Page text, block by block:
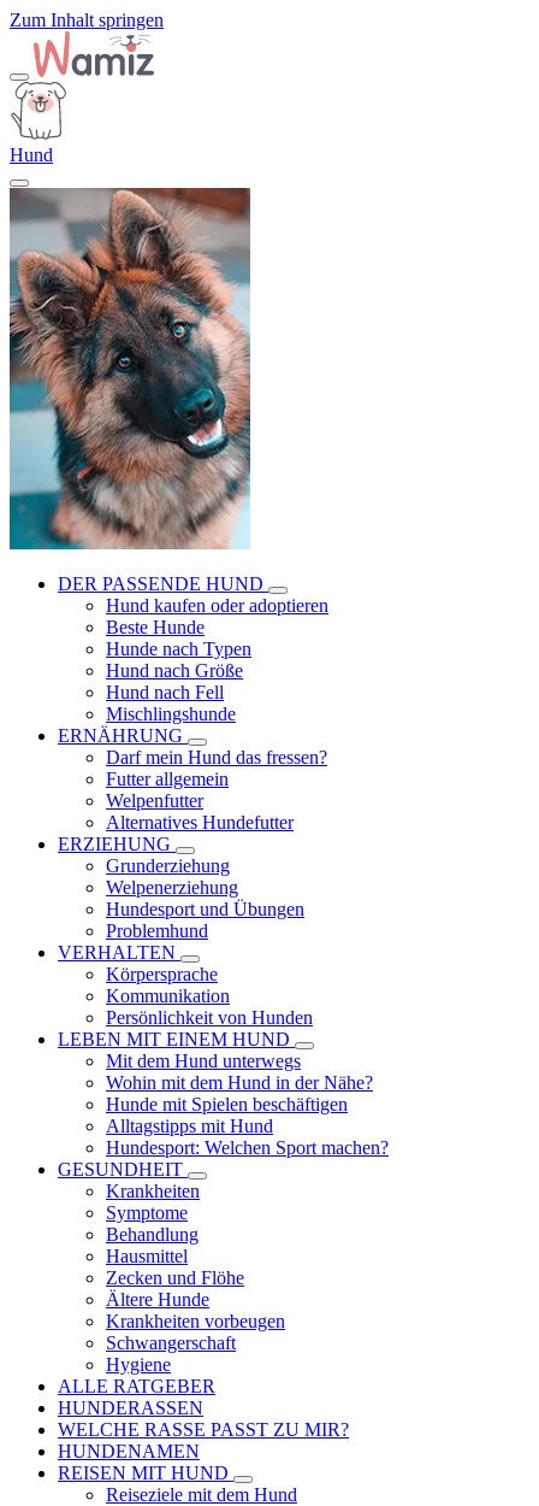
Zum Inhalt springen
Hund
DER PASSENDE HUND
Hund kaufen oder adoptieren
Beste Hunde
Hunde nach Typen
Hund nach Größe
Hund nach Fell
Mischlingshunde
ERNÄHRUNG
Darf mein Hund das fressen?
Futter allgemein
Welpenfutter
Alternatives Hundefutter
ERZIEHUNG
Grunderziehung
Welpenerziehung
Hundesport und Übungen
Problemhund
VERHALTEN
Körpersprache
Kommunikation
Persönlichkeit von Hunden
LEBEN MIT EINEM HUND
Mit dem Hund unterwegs
Wohin mit dem Hund in der Nähe?
Hunde mit Spielen beschäftigen
Alltagstipps mit Hund
Hundesport: Welchen Sport machen?
GESUNDHEIT
Krankheiten
Symptome
Behandlung
Hausmittel
Zecken und Flöhe
Ältere Hunde
Krankheiten vorbeugen
Schwangerschaft
Hygiene
ALLE RATGEBER
HUNDERASSEN
WELCHE RASSE PASST ZU MIR?
HUNDENAMEN
REISEN MIT HUND
Reiseziele mit dem Hund